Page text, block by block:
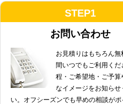
STEP1
お問い合わせ
お見積りはもちろん無
間いつでもご利用くだ
程・ご希望地・ご予算
なイメージをお知らせ
い。オフシーズンでも早めの相談が